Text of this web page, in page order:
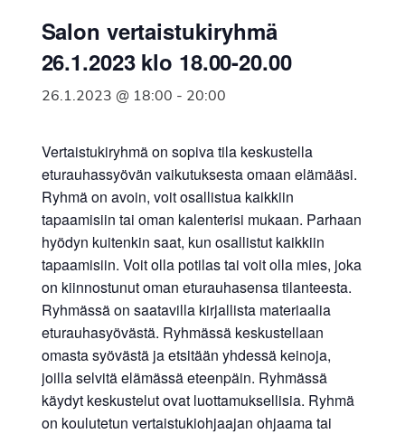
Suomen
jäsenjärjestö.
Salon vertaistukiryhmä
26.1.2023 klo 18.00-20.00
26.1.2023 @ 18:00 - 20:00
Vertaistukiryhmä on sopiva tila keskustella
eturauhassyövän vaikutuksesta omaan elämääsi.
Ryhmä on avoin, voit osallistua kaikkiin
tapaamisiin tai oman kalenterisi mukaan. Parhaan
hyödyn kuitenkin saat, kun osallistut kaikkiin
tapaamisiin. Voit olla potilas tai voit olla mies, joka
on kiinnostunut oman eturauhasensa tilanteesta.
Ryhmässä on saatavilla kirjallista materiaalia
eturauhasyövästä. Ryhmässä keskustellaan
omasta syövästä ja etsitään yhdessä keinoja,
joilla selvitä elämässä eteenpäin. Ryhmässä
käydyt keskustelut ovat luottamuksellisia. Ryhmä
on koulutetun vertaistukiohjaajan ohjaama tai